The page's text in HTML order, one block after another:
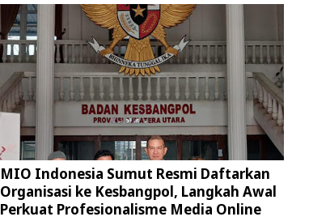
MIO Indonesia Sumut Resmi Daftarkan
Organisasi ke Kesbangpol, Langkah Awal
Perkuat Profesionalisme Media Online